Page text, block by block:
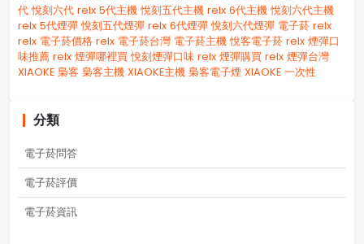
代 悅刻六代 relx 5代主機 悅刻五代主機 relx 6代主機 悅刻六代主機
relx 5代煙彈 悅刻五代煙彈 relx 6代煙彈 悅刻六代煙彈 電子菸 relx
relx 電子菸價格 relx 電子菸台灣 電子菸主機 悅客電子菸 relx 煙彈口
味推薦 relx 煙彈哪裡買 悅刻煙彈口味 relx 煙彈購買 relx 煙彈台灣
XIAOKE 梟客 梟客主機 XIAOKE主機 梟客電子煙 XIAOKE 一次性
分類
電子菸問答
電子菸評價
電子菸資訊